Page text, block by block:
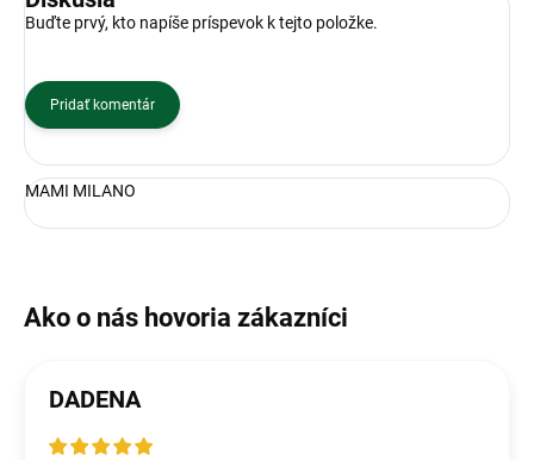
Buďte prvý, kto napíše príspevok k tejto položke.
Pridať komentár
MAMI MILANO
DADENA